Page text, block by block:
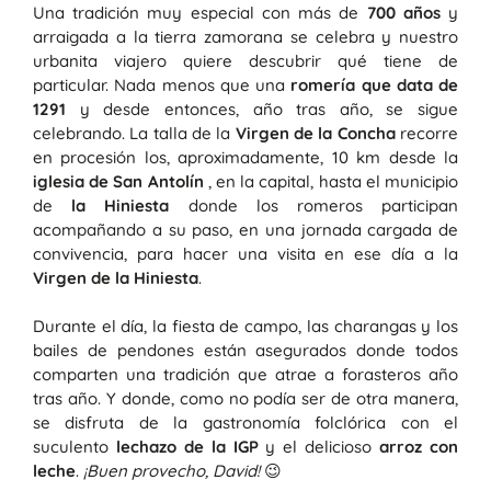
Una tradición muy especial con más de 700 añosy
arraigada a la tierra zamorana se celebra y nuestro
urbanita viajero quiere descubrir qué tiene de
particular. Nada menos que una romería que data de
1291 y desde entonces, año tras año, se sigue
celebrando. La talla de la Virgen de la Concharecorre
en procesión los, aproximadamente, 10 km desde la
iglesia de San Antolín , en la capital, hasta el municipio
de la Hiniesta donde los romeros participan
acompañando a su paso, en una jornada cargada de
convivencia, para hacer una visita en ese día a la
Virgen de la Hiniesta.
Durante el día, la fiesta de campo, las charangas y los
bailes de pendones están asegurados donde todos
comparten una tradición que atrae a forasteros año
tras año. Y donde, como no podía ser de otra manera,
se disfruta de la gastronomía folclórica con el
suculento lechazo de la IGPy el deliciosoarroz con
leche. ¡Buen provecho, David!😉